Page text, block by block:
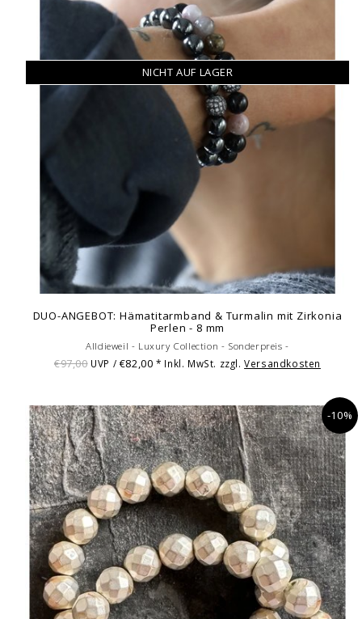
NICHT AUF LAGER
DUO-ANGEBOT: Hämatitarmband & Turmalin mit Zirkonia
Perlen - 8 mm
Alldieweil - Luxury Collection - Sonderpreis -
€97,00 UVP / €82,00* Inkl. MwSt. zzgl.Versandkosten
-10%